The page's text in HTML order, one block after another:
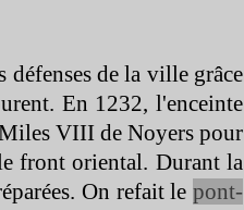
défenses de la ville grâce
En 1232, l'enceinte
VIII de Noyers pour
front oriental. Durant la
On refait lepont-